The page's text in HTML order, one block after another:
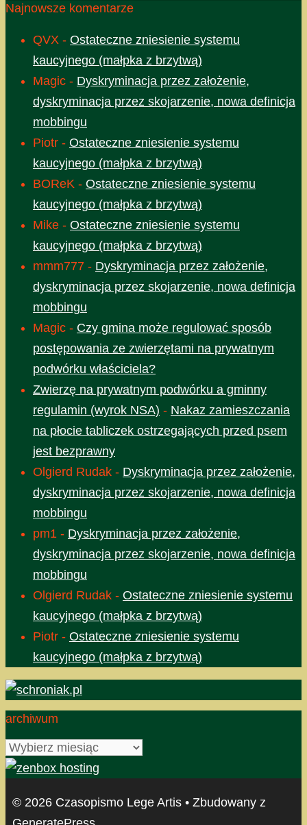
Najnowsze komentarze
QVX - Ostateczne zniesienie systemu
kaucyjnego (małpka z brzytwą)
Magic - Dyskryminacja przez założenie,
dyskryminacja przez skojarzenie, nowa definicja
mobbingu
Piotr - Ostateczne zniesienie systemu
kaucyjnego (małpka z brzytwą)
BOReK - Ostateczne zniesienie systemu
kaucyjnego (małpka z brzytwą)
Mike - Ostateczne zniesienie systemu
kaucyjnego (małpka z brzytwą)
mmm777 - Dyskryminacja przez założenie,
dyskryminacja przez skojarzenie, nowa definicja
mobbingu
Magic - Czy gmina może regulować sposób
postępowania ze zwierzętami na prywatnym
podwórku właściciela?
Zwierzę na prywatnym podwórku a gminny
regulamin (wyrok NSA) - Nakaz zamieszczania
na płocie tabliczek ostrzegających przed psem
jest bezprawny
Olgierd Rudak - Dyskryminacja przez założenie,
dyskryminacja przez skojarzenie, nowa definicja
mobbingu
pm1 - Dyskryminacja przez założenie,
dyskryminacja przez skojarzenie, nowa definicja
mobbingu
Olgierd Rudak - Ostateczne zniesienie systemu
kaucyjnego (małpka z brzytwą)
Piotr - Ostateczne zniesienie systemu
kaucyjnego (małpka z brzytwą)
archiwum
archiwum
© 2026 Czasopismo Lege Artis • Zbudowany z